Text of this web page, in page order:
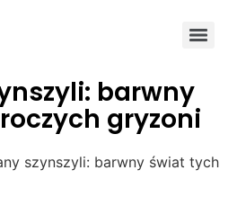
barwny
gryzoni
szynszyli: barwny świat tych